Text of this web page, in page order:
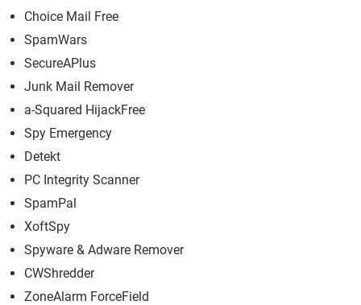
Choice Mail Free
SpamWars
SecureAPlus
Junk Mail Remover
a-Squared HijackFree
Spy Emergency
Detekt
PC Integrity Scanner
SpamPal
XoftSpy
Spyware & Adware Remover
CWShredder
ZoneAlarm ForceField